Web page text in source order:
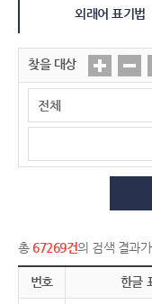
외래어 표기법
찾을 대상
총 67269건의 검색 결과
번호 한글